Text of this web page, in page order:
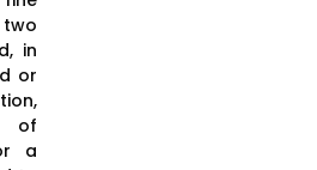
in
or
of
a